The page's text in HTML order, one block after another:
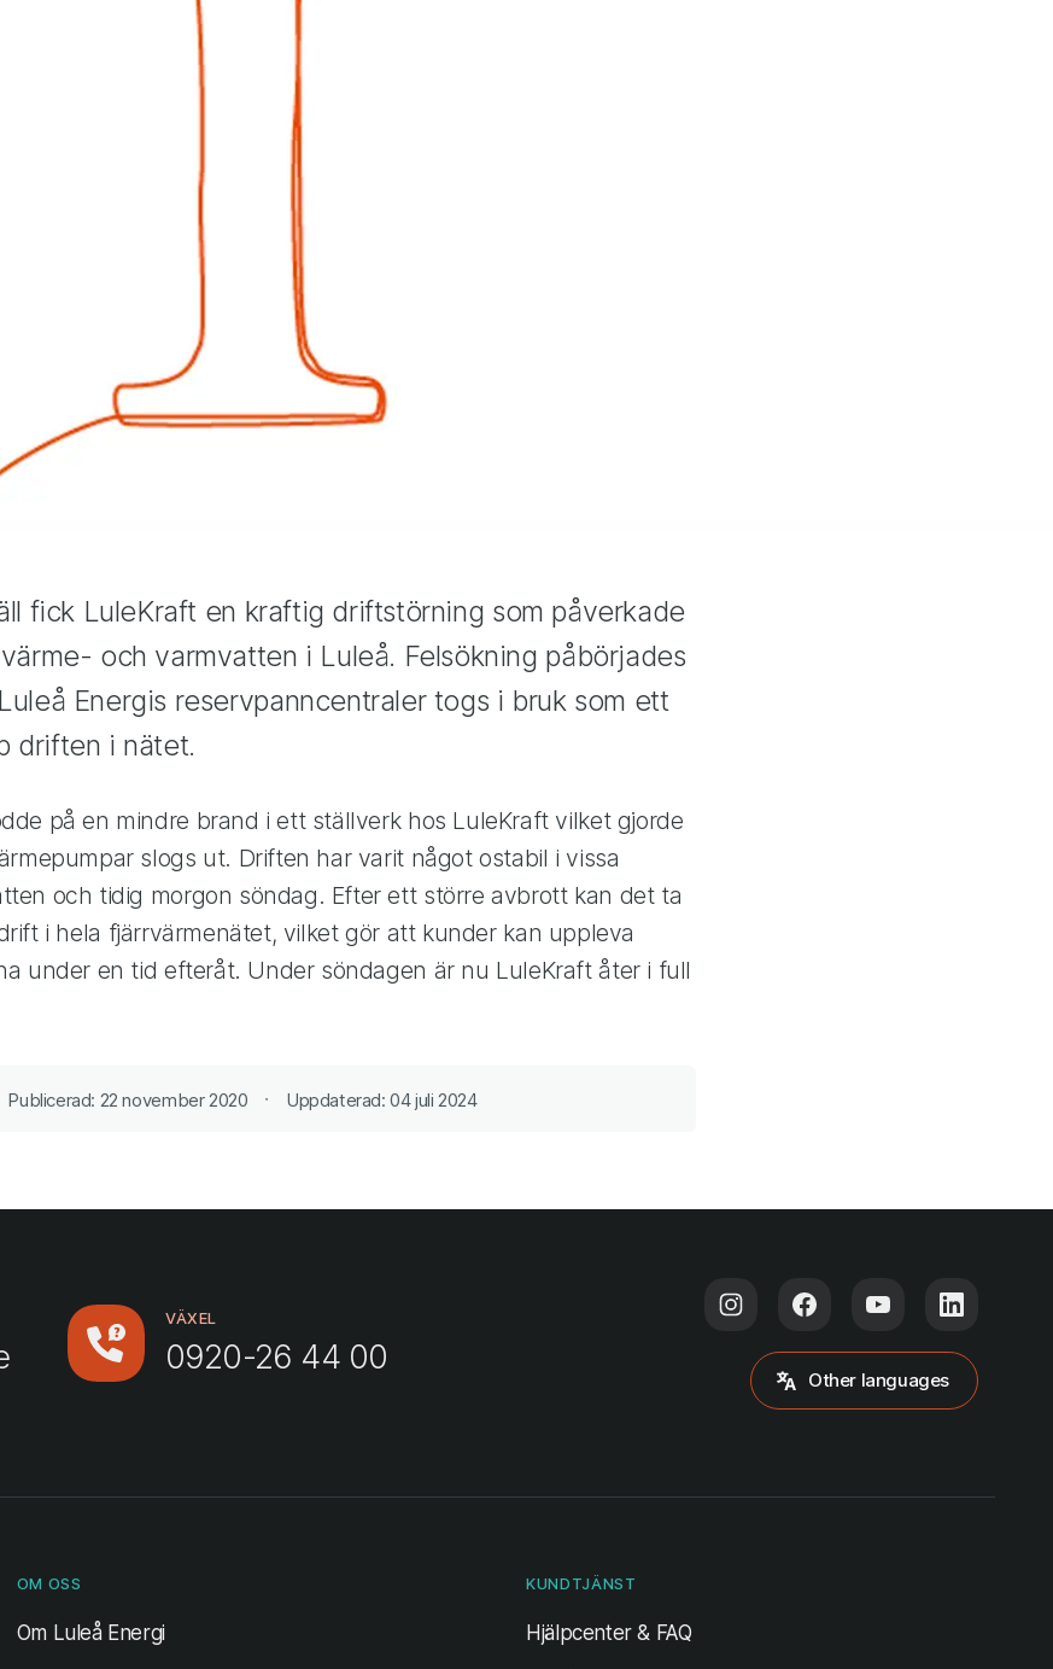
fick LuleKraft en kraftig driftstörning som påverkade
och varmvatten i Luleå. Felsökning påbörjades
Energis reservpanncentraler togs i bruk som ett
driften i nätet.
på en mindre brand i ett ställverk hos LuleKraft vilket gjorde
slogs ut. Driften har varit något ostabil i vissa
och tidig morgon söndag. Efter ett större avbrott kan det ta
i hela fjärrvärmenätet, vilket gör att kunder kan uppleva
under en tid efteråt. Under söndagen är nu LuleKraft åter i full
Publicerad: 22 november 2020 Uppdaterad: 04 juli 2024
VÄXEL
0920-26 44 00
Other languages
OM OSS
Om Luleå Energi
KUNDTJÄNST
Hjälpcenter & FAQ